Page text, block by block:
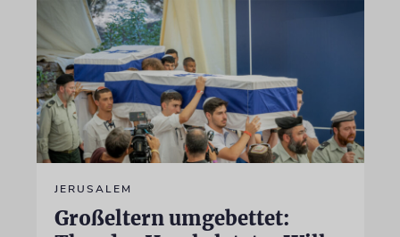
JERUSALEM
Großeltern umgebettet: